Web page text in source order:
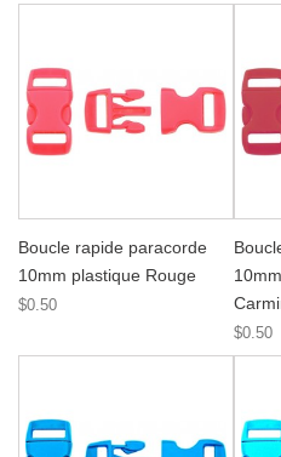
Boucle rapide paracorde
10mm plastique Rouge
$0.50
$0.50